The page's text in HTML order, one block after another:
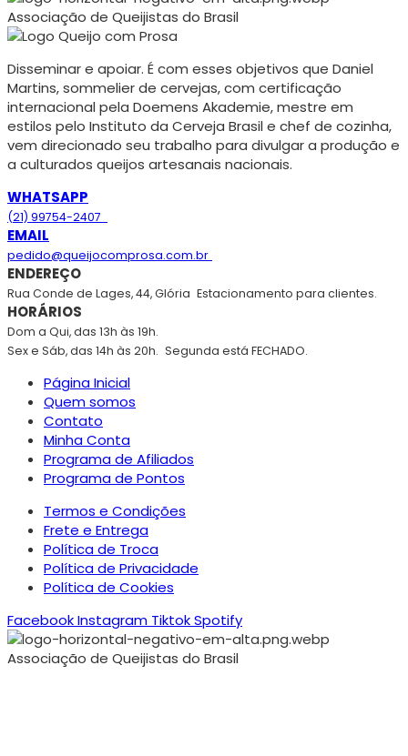
Associação de Queijistas do Brasil
Disseminar e apoiar. É com esses objetivos que Daniel
Martins, sommelier de cervejas, com certificação
internacional pela Doemens Akademie, mestre em
estilos pelo Instituto da Cerveja Brasil e chef de cozinha,
vem direcionado seu trabalho para divulgar a produção e
a culturados queijos artesanais nacionais.
WHATSAPP
(21) 99754-2407
EMAIL
pedido@queijocomprosa.com.br
ENDEREÇO
Rua Conde de Lages, 44, Glória Estacionamento para clientes.
HORÁRIOS
Dom a Qui, das 13h às 19h.
Sex e Sáb, das 14h às 20h. Segunda está FECHADO.
Página Inicial
Quem somos
Contato
Minha Conta
Programa de Afiliados
Programa de Pontos
Termos e Condições
Frete e Entrega
Política de Troca
Política de Privacidade
Política de Cookies
FacebookInstagram TiktokSpotify
Associação de Queijistas do Brasil